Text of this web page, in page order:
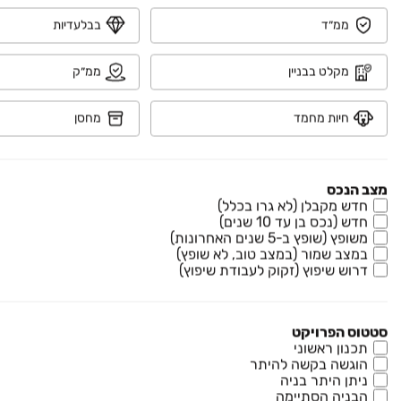
ממ״ד בבלעדיות
מקלט בבניין ממ״ק
חיות מחמד מחסן
מצב הנכס
חדש מקבלן (לא גרו בכלל)
חדש (נכס בן עד 10 שנים)
משופץ (שופץ ב-5 שנים האחרונות)
במצב שמור (במצב טוב, לא שופץ)
דרוש שיפוץ (זקוק לעבודת שיפוץ)
סטטוס הפרויקט
תכנון ראשוני
הוגשה בקשה להיתר
ניתן היתר בניה
הבניה הסתיימה
נדל"ן
רכב
מוצרים
עוד באתר
יד2 אתכם בכל מקום